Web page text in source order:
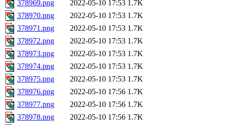
378969.png
2022-05-10 17:53 1.7K
378970.png
2022-05-10 17:53 1.7K
378971.png
2022-05-10 17:53 1.7K
378972.png
2022-05-10 17:53 1.7K
378973.png
2022-05-10 17:53 1.7K
378974.png
2022-05-10 17:53 1.7K
378975.png
2022-05-10 17:53 1.7K
378976.png
2022-05-10 17:56 1.7K
378977.png
2022-05-10 17:56 1.7K
378978.png
2022-05-10 17:56 1.7K